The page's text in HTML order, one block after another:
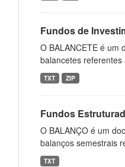
Fundos de
O BALANCETE é um
balancetes
TXT ZIP
Fundos
O BALANÇO é um
balanços semestrais
TXT